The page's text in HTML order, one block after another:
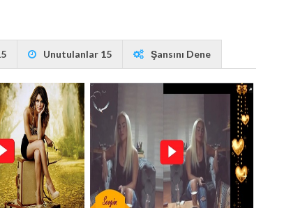
Unutulanlar 15 Şansını Dene